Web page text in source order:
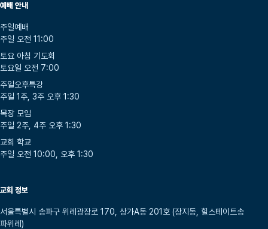
예배 안내
주일예배
주일 오전 11:00
토요 아침 기도회
토요일 오전 7:00
주일오후특강
주일 1주, 3주 오후 1:30
목장 모임
주일 2주, 4주 오후 1:30
교회 학교
주일 오전 10:00, 오후 1:30
교회 정보
서울특별시 송파구 위례광장로 170, 상가A동 201호 (장지동, 힐스테이트송
파위례)